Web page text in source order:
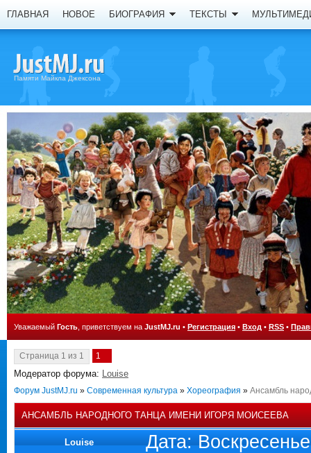
ГЛАВНАЯ НОВОЕ БИОГРАФИЯ ТЕКСТЫ
Памяти Майкла Джексона
Уважаемый Гость , приветствуем на JustMJ.ru • Регистрация • Вход • RSS •
Страница 1 из 1 1
Модератор форума: Louise
Форум JustMJ.ru » Современная культура » Хореография » Ансамбль
АНСАМБЛЬ НАРОДНОГО ТАНЦА ИМЕНИ ИГОРЯ МОИСЕЕВА
Louise Дата: